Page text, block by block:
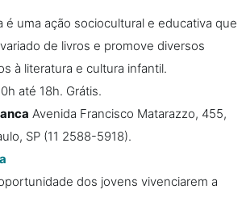
é uma ação sociocultural e educativa que
de livros e promove diversos
à literatura e cultura infantil.
até 18h. Grátis.
Avenida Francisco Matarazzo, 455,
SP (11 2588-5918).
dos jovens vivenciarem a